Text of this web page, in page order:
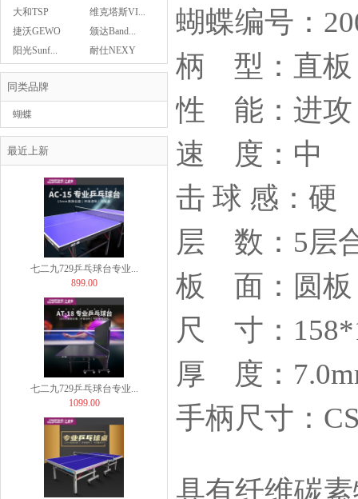
大和TSP
维克塔斯VI...
捷沃GEWO
颁达Band...
阳光Sunf...
耐仕NEXY
同类品牌
蝴蝶
BUTTERFLY
最近上新
Asics亚瑟士乒乓球鞋...
439.00
29.00
七二九729乒乓球台专业...
899.00
七二九729乒乓球台专业...
1099.00
蝴蝶编号：
柄 型：直板
性 能：进攻
速 度：中
击 球 感：硬
层 数：5层
板 面：圆板
尺 寸：
厚 度：
手柄尺寸：
具有纤维碳